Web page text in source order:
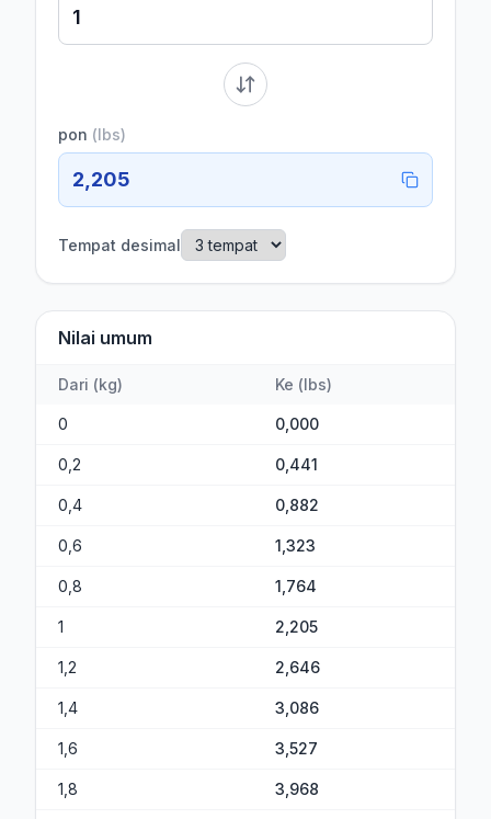
pon (lbs)
2,205
Tempat desimal
Nilai umum
Dari (kg) Ke (lbs)
0 0,000
0,2 0,441
0,4 0,882
0,6 1,323
0,8 1,764
1 2,205
1,2 2,646
1,4 3,086
1,6 3,527
1,8 3,968